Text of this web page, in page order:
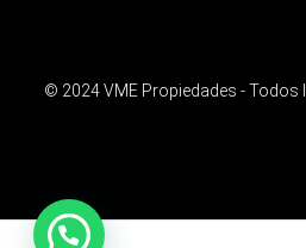
© 2024 VME Propiedades -